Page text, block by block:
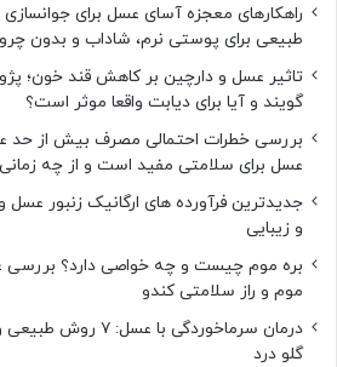
راهکارهای معجزه آسای عسل برای
طبیعی برای پوستی نرم، شاداب و بدون
تاثیر عسل و دارچین بر کاهش قند خون؛
گویند و آیا برای دیابت واقعا موثر است؟
بررسی خطرات احتمالی مصرف بیش از حد
عسل برای سلامتی مفید است و از چه
جدیدترین فرآورده های ارگانیک زنبور عسل
و زیبایی
بره موم چیست و چه خواصی دارد؟ بررسی
موم و راز سلامتی کندو
درمان سرماخوردگی با
گلو درد